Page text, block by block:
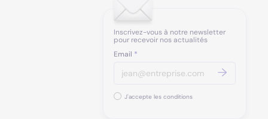
Inscrivez-vous à notre newsletter
pour recevoir nos actualités
Email *
J'accepte les conditions